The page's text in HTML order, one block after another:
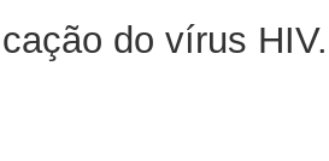
do vírus HIV.